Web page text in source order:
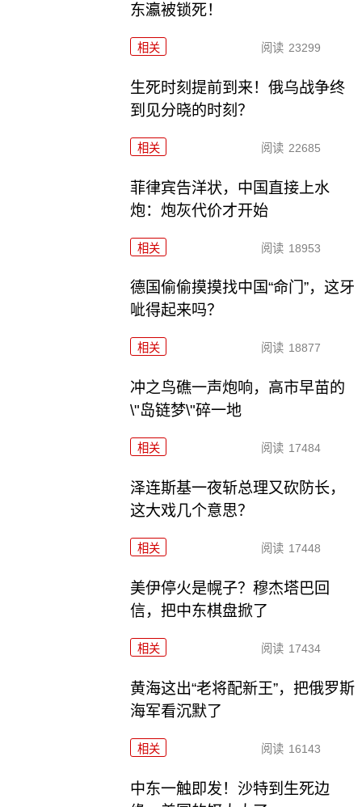
东瀛被锁死！
相关 阅读 23299
生死时刻提前到来！俄乌战争终
到见分晓的时刻？
相关 阅读 22685
菲律宾告洋状，中国直接上水
炮：炮灰代价才开始
相关 阅读 18953
德国偷偷摸摸找中国“命门”，这牙
呲得起来吗？
相关 阅读 18877
冲之鸟礁一声炮响，高市早苗的
\"岛链梦\"碎一地
相关 阅读 17484
泽连斯基一夜斩总理又砍防长，
这大戏几个意思？
相关 阅读 17448
美伊停火是幌子？穆杰塔巴回
信，把中东棋盘掀了
相关 阅读 17434
黄海这出“老将配新王”，把俄罗斯
海军看沉默了
相关 阅读 16143
中东一触即发！沙特到生死边